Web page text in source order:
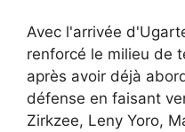
Avec l'arrivée
renforcé le milieu de
après avoir déjà
défense en faisant
Zirkzee, Leny Yoro,